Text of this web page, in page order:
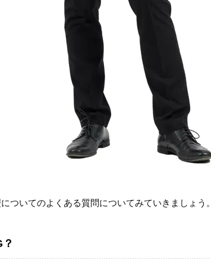
ついてのよくある質問についてみていきましょう。